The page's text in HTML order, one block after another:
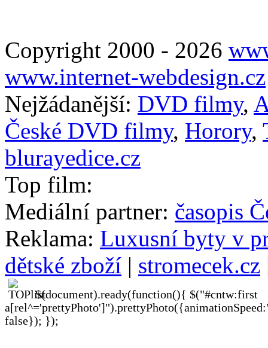
Copyright 2000 - 2026
www.internet-webdesign.cz
Nejžádanější: DVD filmy,
České DVD filmy, Horory,
blurayedice.cz
Top film:
Mediální partner: časopis
Reklama: Luxusní byty v
dětské zboží | stromecek.cz
$(document).ready(function(){ $("#cntw:first
false}); });